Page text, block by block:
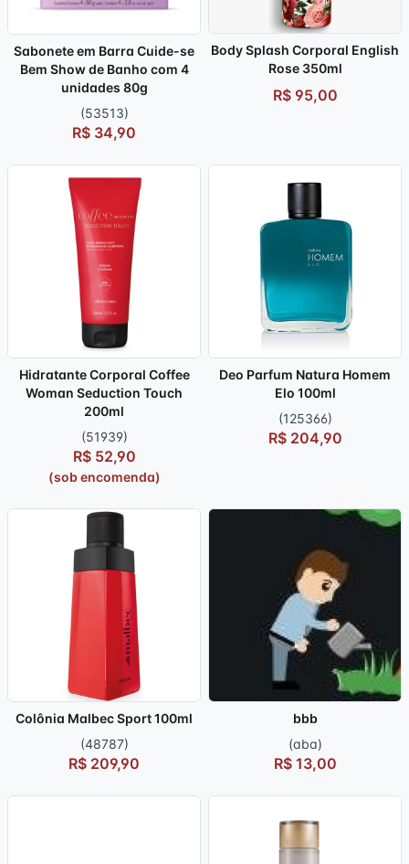
Sabonete em Barra Cuide-se
Bem Show de Banho com 4
unidades 80g
(53513)
R$ 34,90
Body Splash Corporal English
Rose 350ml
R$ 95,00
Hidratante Corporal Coffee
Woman Seduction Touch
200ml
(51939)
R$ 52,90
(sob encomenda)
Deo Parfum Natura Homem
Elo 100ml
(125366)
R$ 204,90
Colônia Malbec Sport 100ml
(48787)
R$ 209,90
bbb
(aba)
R$ 13,00